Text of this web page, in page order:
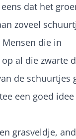
dat het
zoveel
die in
al die zwarte
de schuurtjes
een goed
grasveldje,